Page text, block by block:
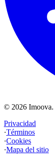
© 2026 Imoova.
Privacidad
·Términos
·Cookies
·Mapa del sitio